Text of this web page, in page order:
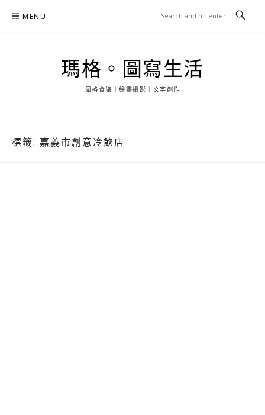
MENU
瑪格。圖寫生活
風格食旅｜繪畫攝影｜文字創作
標籤: 嘉義市創意冷飲店